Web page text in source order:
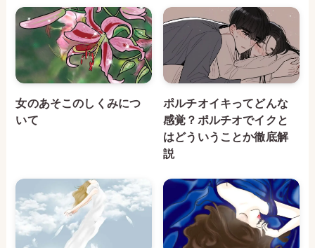
女のあそこのしくみにつ
いて
ポルチオイキってどんな
感覚？ポルチオでイクと
はどういうことか徹底解
説